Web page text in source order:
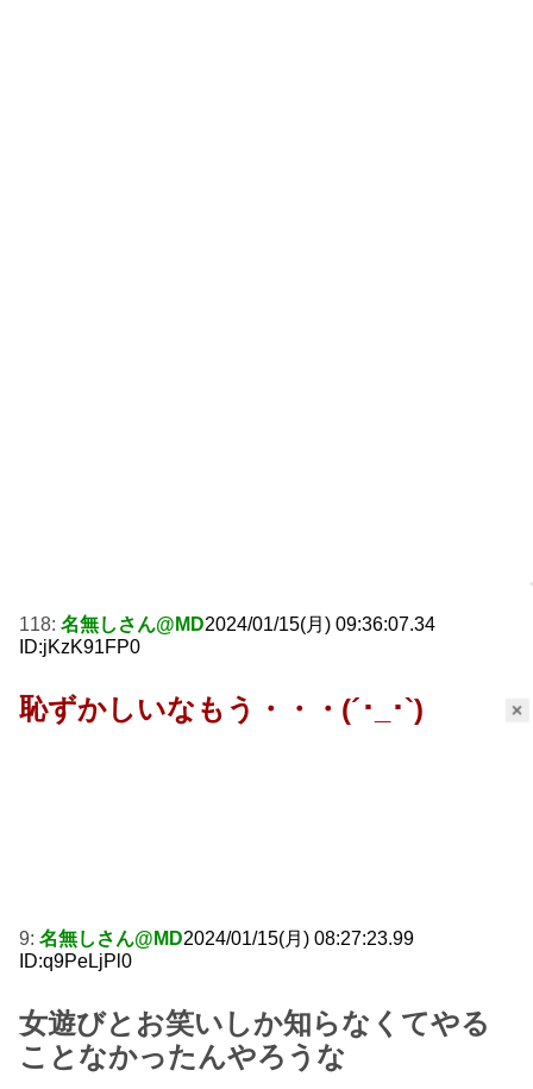
×
118: 名無しさん@MD2024/01/15(月) 09:36:07.34
ID:jKzK91FP0
恥ずかしいなもう・・・(´･_･`)
9: 名無しさん@MD2024/01/15(月) 08:27:23.99
ID:q9PeLjPl0
女遊びとお笑いしか知らなくてやる
ことなかったんやろうな